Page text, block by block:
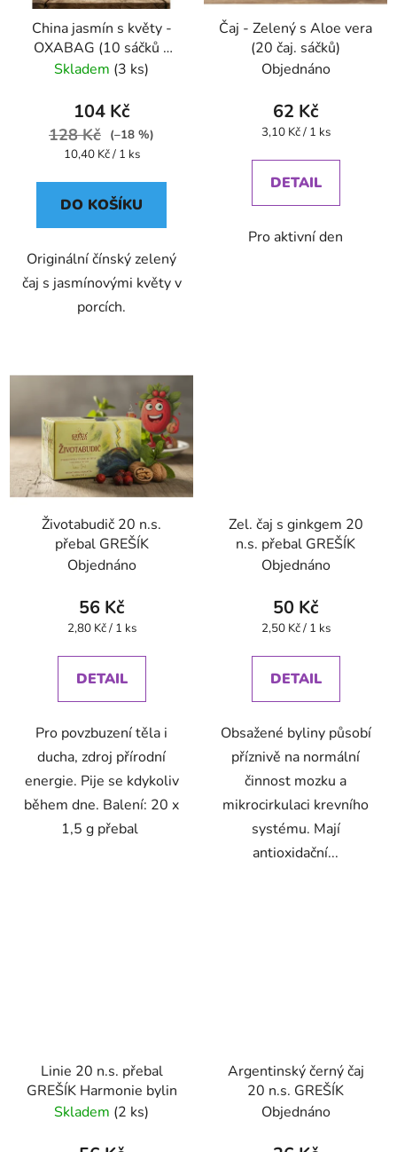
China jasmín s květy -
OXABAG (10 sáčků x
4g) - Oxalis
Skladem (3 ks)
104 Kč
128 Kč
(–18 %)
Měrná
10,40 Kč / 1 ks
DO KOŠÍKU
Originální čínský zelený
čaj s jasmínovými květy v
porcích.
Čaj - Zelený s Aloe vera
(20 čaj. sáčků)
Objednáno
62 Kč
Měrná
3,10 Kč / 1 ks
DETAIL
Pro aktivní den
Životabudič 20 n.s.
přebal GREŠÍK
Objednáno
56 Kč
Měrná
2,80 Kč / 1 ks
DETAIL
Pro povzbuzení těla i
ducha, zdroj přírodní
energie. Pije se kdykoliv
během dne. Balení: 20 x
1,5 g přebal
Zel. čaj s ginkgem 20
n.s. přebal GREŠÍK
Objednáno
50 Kč
Měrná
2,50 Kč / 1 ks
DETAIL
Obsažené byliny působí
příznivě na normální
činnost mozku a
mikrocirkulaci krevního
systému. Mají
antioxidační...
Linie 20 n.s. přebal
GREŠÍK Harmonie bylin
Skladem (2 ks)
Argentinský černý čaj
20 n.s. GREŠÍK
Objednáno